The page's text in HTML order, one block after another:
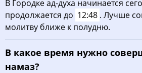
25, Вт 03:44 05:48 12:55
03:47 05:50 12:55
27, Чт 03:50 05:52 12:54
В Городке ад-духа начинается
продолжается до 12:48 . Лучше
молитву ближе к полудню.
В какое время нужно
намаз?